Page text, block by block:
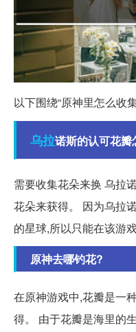
以下围绕“原神里怎么收
乌拉诺斯的认可花瓣
需要收集花朵来换 乌拉
花朵来获得。 因为乌拉
的星球,所以只能在该游
原神去哪钓花?
在原神游戏中,花瓣是一
得。 由于花瓣是海里的